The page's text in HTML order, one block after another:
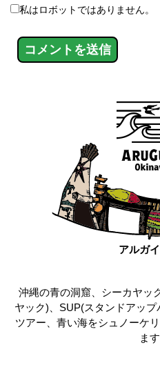
私はロボットではありません。
アルガ
沖縄の青の洞窟、シーカヤッ
ヤック)、SUP(スタンドアッ
ツアー、青い海をシュノーケ
ます